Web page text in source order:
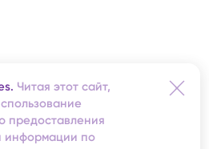
организация
медико-санитарная
Читая этот сайт,
предоставления
информации по